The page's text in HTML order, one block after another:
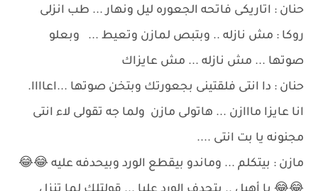
حنان : اتاريكى فاتحه الجعوره ليل ونهار ... طب انزلى
روكا : مش نازله .. وبتبص لمازن وتعيط ... وبعلو
صوتها ... مش نازله ... مش عايزاك
حنان : دا انتى فلقتينى بجعورتك وبتخن صوتها ...اعاااا.
انا عايزا مااازن ... هاتولى مازن ولما جه تقولى لاء انتى
مجنونه يا بت انتى ....
مازن : بيتكلم ... وماندو بيقطع الورد وبيحدفه عليه 😂😂